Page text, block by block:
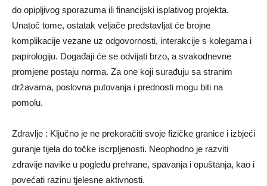
do opipljivog sporazuma ili financijski isplativog projekta.
Unatoč tome, ostatak veljače predstavljat će brojne
komplikacije vezane uz odgovornosti, interakcije s kolegama i
papirologiju. Događaji će se odvijati brzo, a svakodnevne
promjene postaju norma. Za one koji surađuju sa stranim
državama, poslovna putovanja i prednosti mogu biti na
pomolu.
Zdravlje : Ključno je ne prekoračiti svoje fizičke granice i izbjeći
guranje tijela do točke iscrpljenosti. Neophodno je razviti
zdravije navike u pogledu prehrane, spavanja i opuštanja, kao i
povećati razinu tjelesne aktivnosti.